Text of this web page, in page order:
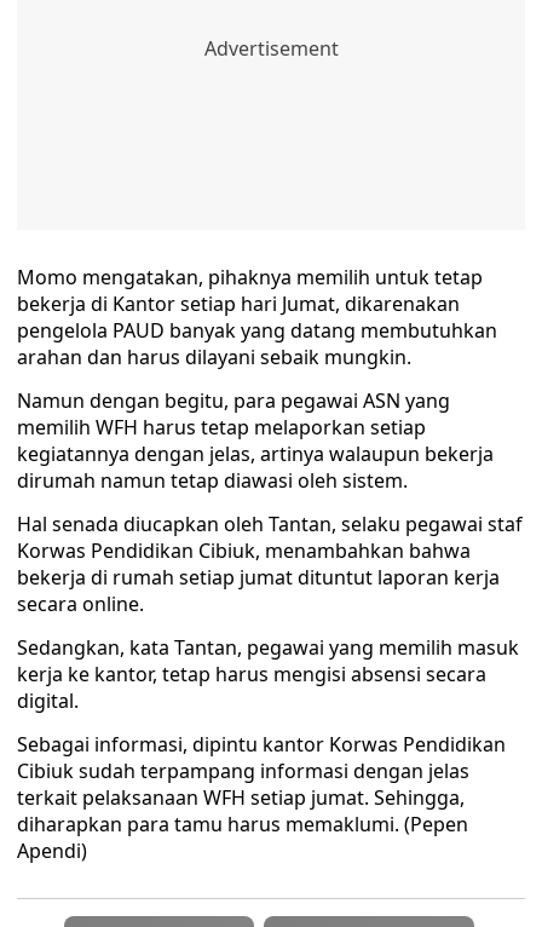
Momo mengatakan, pihaknya memilih untuk tetap
bekerja di Kantor setiap hari Jumat, dikarenakan
pengelola PAUD banyak yang datang membutuhkan
arahan dan harus dilayani sebaik mungkin.
Namun dengan begitu, para pegawai ASN yang
memilih WFH harus tetap melaporkan setiap
kegiatannya dengan jelas, artinya walaupun bekerja
dirumah namun tetap diawasi oleh sistem.
Hal senada diucapkan oleh Tantan, selaku pegawai staf
Korwas Pendidikan Cibiuk, menambahkan bahwa
bekerja di rumah setiap jumat dituntut laporan kerja
secara online.
Sedangkan, kata Tantan, pegawai yang memilih masuk
kerja ke kantor, tetap harus mengisi absensi secara
digital.
Sebagai informasi, dipintu kantor Korwas Pendidikan
Cibiuk sudah terpampang informasi dengan jelas
terkait pelaksanaan WFH setiap jumat. Sehingga,
diharapkan para tamu harus memaklumi. (Pepen
Apendi)